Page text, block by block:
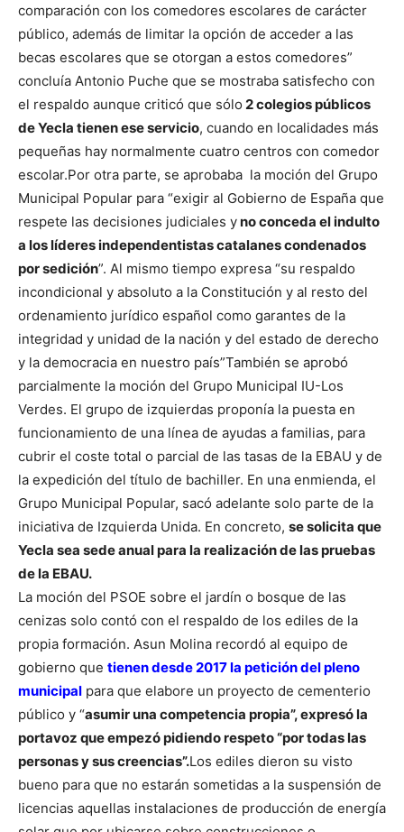
comparación con los comedores escolares de carácter
público, además de limitar la opción de acceder a las
becas escolares que se otorgan a estos comedores”
concluía Antonio Puche que se mostraba satisfecho con
el respaldo aunque criticó que sólo 2 colegios públicos
de Yecla tienen ese servicio, cuando en localidades más
pequeñas hay normalmente cuatro centros con comedor
escolar.Por otra parte, se aprobaba la moción del Grupo
Municipal Popular para “exigir al Gobierno de España que
respete las decisiones judiciales yno conceda el indulto
a los líderes independentistas catalanes condenados
por sedición”. Al mismo tiempo expresa “su respaldo
incondicional y absoluto a la Constitución y al resto del
ordenamiento jurídico español como garantes de la
integridad y unidad de la nación y del estado de derecho
y la democracia en nuestro país”También se aprobó
parcialmente la moción del Grupo Municipal IU-Los
Verdes. El grupo de izquierdas proponía la puesta en
funcionamiento de una línea de ayudas a familias, para
cubrir el coste total o parcial de las tasas de la EBAU y de
la expedición del título de bachiller. En una enmienda, el
Grupo Municipal Popular, sacó adelante solo parte de la
iniciativa de Izquierda Unida. En concreto, se solicita que
Yecla sea sede anual para la realización de las pruebas
de la EBAU.
La moción del PSOE sobre el jardín o bosque de las
cenizas solo contó con el respaldo de los ediles de la
propia formación. Asun Molina recordó al equipo de
gobierno que tienen desde 2017 la petición del pleno
municipal para que elabore un proyecto de cementerio
público y “asumir una competencia propia”, expresó la
portavoz que empezó pidiendo respeto “por todas las
personas y sus creencias”.Los ediles dieron su visto
bueno para que no estarán sometidas a la suspensión de
licencias aquellas instalaciones de producción de energía